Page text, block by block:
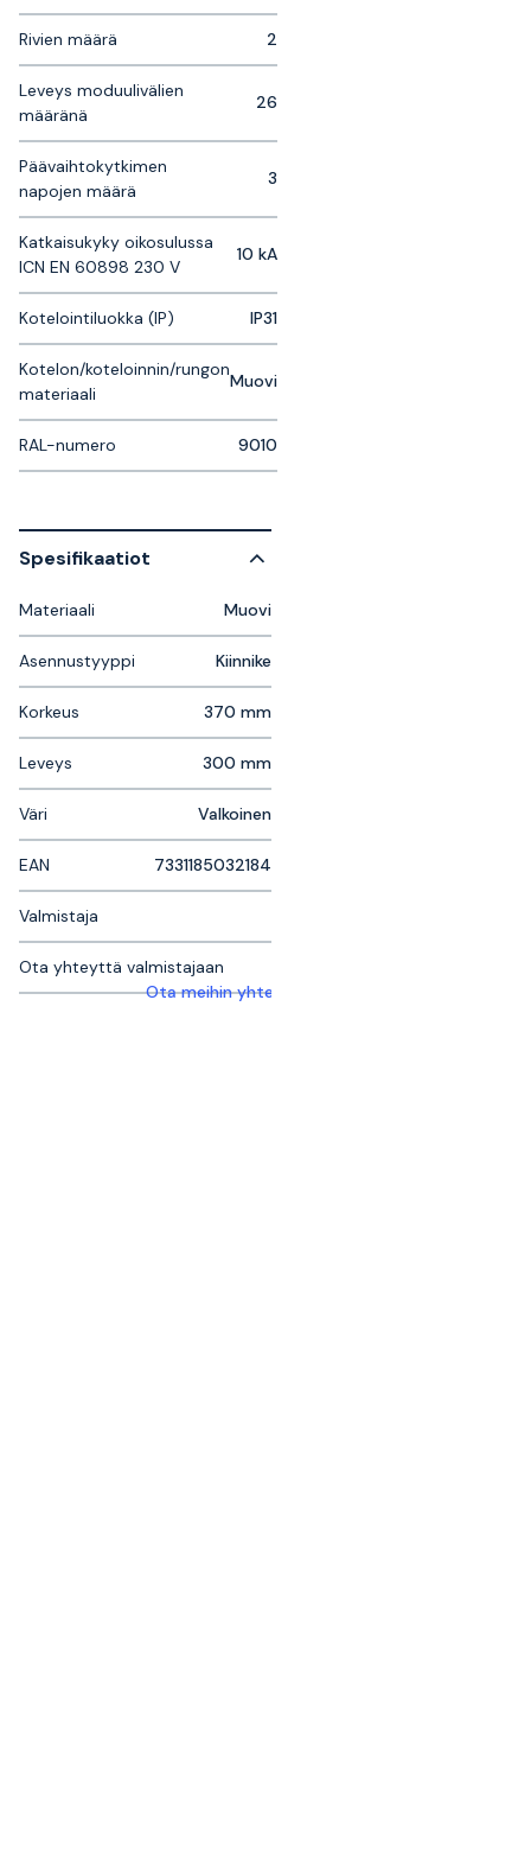
Rivien määrä 2
Leveys moduulivälien
määränä
26
Päävaihtokytkimen
napojen määrä
3
Katkaisukyky oikosulussa
ICN EN 60898 230 V
10 kA
Kotelointiluokka (IP) IP31
Kotelon/koteloinnin/rungon
materiaali
Muovi
RAL-numero 9010
Spesifikaatiot
Materiaali Muovi
Asennustyyppi Kiinnike
Korkeus 370 mm
Leveys 300 mm
Väri Valkoinen
EAN 7331185032184
Valmistaja
Ota yhteyttä valmistajaan
Ota meihin yhteyttä saadaksesi lisätietoja